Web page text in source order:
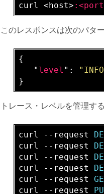
curl <host>
このレスポンスは次のパタ
{
   "
level ":
トレース・レベルを管理す
curl --request
curl --request
curl --request
curl --request
curl --request
curl --request